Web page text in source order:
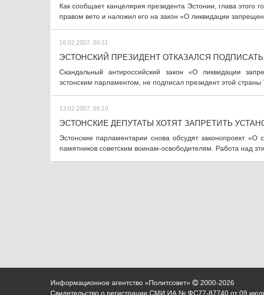
Как сообщает канцелярия президента Эстонии, глава этого
правом вето и наложил его на закон «О ликвидации
16.02.2007, 08:31
ЭСТОНСКИЙ ПРЕЗИДЕНТ ОТКАЗАЛСЯ
Скандальный антироссийский закон «О ликвидации
эстонским парламентом, не подписал президент этой
13.02.2007, 08:10
ЭСТОНСКИЕ ДЕПУТАТЫ ХОТЯТ ЗАПРЕТИТЬ
Эстонские парламентарии снова обсудят законопроект
памятников советским воинам-освободителям. Работа над
Информационное агентство «Политсовет» 2000-2026
Свидетельство о регистрации СМИ ИА № ФС77-87740 от 09